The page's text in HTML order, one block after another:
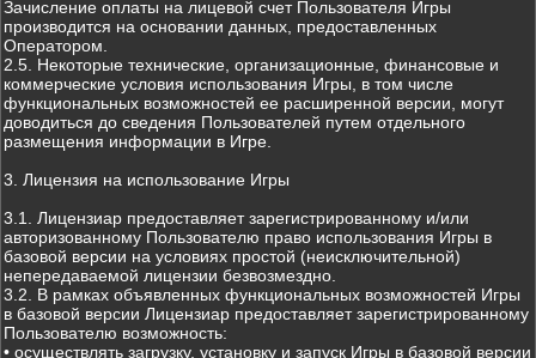
Зачисление оплаты на лицевой счет Пользователя Игры
производится на основании данных, предоставленных
Оператором.
2.5. Некоторые технические, организационные, финансовые и
коммерческие условия использования Игры, в том числе
функциональных возможностей ее расширенной версии, могут
доводиться до сведения Пользователей путем отдельного
размещения информации в Игре.
3. Лицензия на использование Игры
3.1. Лицензиар предоставляет зарегистрированному и/или
авторизованному Пользователю право использования Игры в
базовой версии на условиях простой (неисключительной)
непередаваемой лицензии безвозмездно.
3.2. В рамках объявленных функциональных возможностей Игры
в базовой версии Лицензиар предоставляет зарегистрированному
Пользователю возможность:
• осуществлять загрузку, установку и запуск Игры в базовой версии